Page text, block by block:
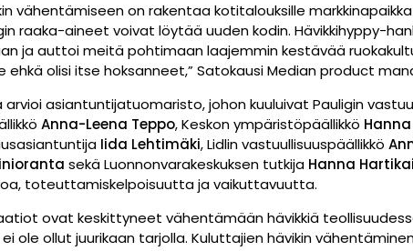
vähentämiseen on rakentaa kotitalouksille
raaka-aineet voivat löytää uuden kodin. Hävikkihyppy-
ja auttoi meitä pohtimaan laajemmin kestävää
olisi itse hoksanneet,”Satokausi Median product
asiantuntijatuomaristo, johon kuuluivat Pauligin
Anna-Leena Teppo, Keskon ympäristöpäällikkö
Iida Lehtimäki, Lidlin vastuullisuuspäällikkö
sekä Luonnonvarakeskuksen tutkija Hanna
toteuttamiskelpoisuutta ja vaikuttavuutta.
ovat keskittyneet vähentämään hävikkiä
ole ollut juurikaan tarjolla. Kuluttajien hävikin